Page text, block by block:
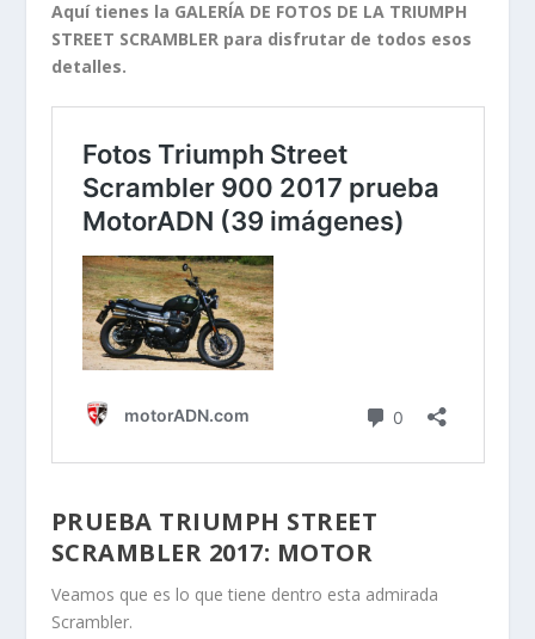
Aquí tienes la GALERÍA DE FOTOS DE LA TRIUMPH
STREET SCRAMBLER para disfrutar de todos esos
detalles.
PRUEBA TRIUMPH STREET
SCRAMBLER 2017: MOTOR
Veamos que es lo que tiene dentro esta admirada
Scrambler.